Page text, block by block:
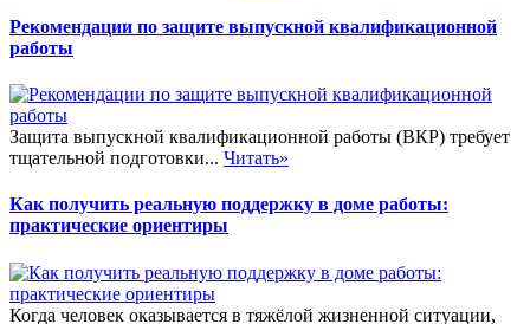
Рекомендации по защите выпускной квалификационной
работы
Защита выпускной квалификационной работы (ВКР) требует
тщательной подготовки... Читать»
Как получить реальную поддержку в доме работы:
практические ориентиры
Когда человек оказывается в тяжёлой жизненной ситуации,